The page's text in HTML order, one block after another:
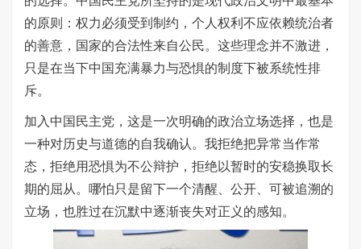
的原则：权力必须受到制约，个人权利不应依赖统治者
的善意，国家的合法性来自公民。这些理念并不激进，
只是在当下中国充满暴力与恐惧的制度下被系统性排
斥。
加入中国民主党，这是一次明确的政治立场选择，也是
一种对历史与道德的自我确认。我拒绝把异常当作常
态，拒绝用恐惧为不公辩护，拒绝以暂时的安稳换取长
期的屈从。哪怕只是留下一个清醒、公开、可被追溯的
立场，也胜过在沉默中逐渐丧失对正义的感知。